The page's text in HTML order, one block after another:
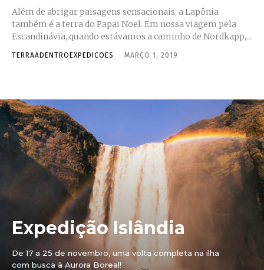
Além de abrigar paisagens sensacionais, a Lapônia
também é a terra do Papai Noel. Em nossa viagem pela
Escandinávia, quando estávamos a caminho de Nordkapp,...
TERRAADENTROEXPEDICOES - MARÇO 1, 2019
Expedição Islândia
De 17 a 25 de novembro, uma volta completa na ilha
com busca à Aurora Boreal!